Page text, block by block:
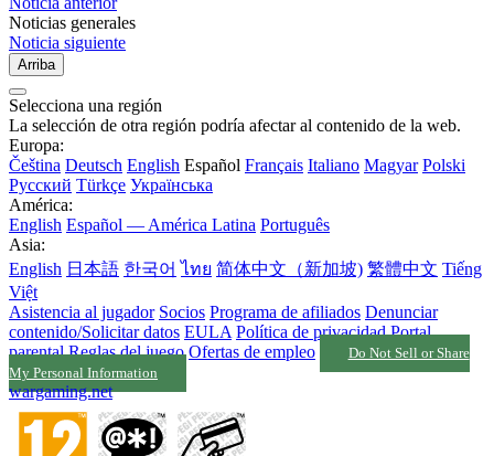
Noticias generales
Noticia siguiente
Arriba
Selecciona una región
La selección de otra región podría afectar al contenido de la web.
Europa:
Čeština Deutsch English Español Français Italiano Magyar Polski
Русский Türkçe Українська
América:
English Español — América Latina Português
Asia:
English 日本語 한국어 ไทย 简体中文（新加坡) 繁體中文 Tiếng
Việt
Asistencia al jugador Socios Programa de afiliados Denunciar
contenido/Solicitar datos EULA Política de privacidad Portal
parental Reglas del juego Ofertas de empleo
Do Not Sell or Share
My Personal Information
wargaming.net